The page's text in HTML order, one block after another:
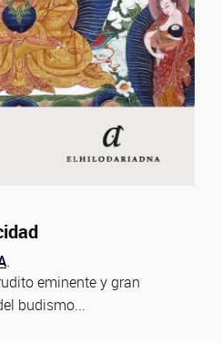
.
eminente y gran
budismo...